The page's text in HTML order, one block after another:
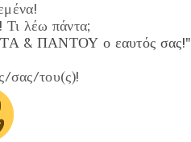
Τι λέω πάντα;
& ΠΑΝΤΟΥ ο εαυτός σας!"
σας/του(ς)!